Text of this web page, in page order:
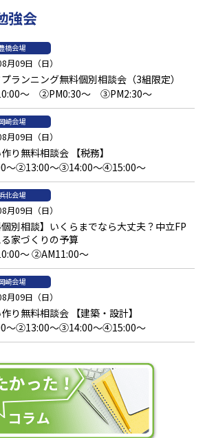
強会
橋会場
月09日（日）
ランニング無料個別相談会（3組限定）
～ ②PM0:30～ ③PM2:30～
崎会場
月09日（日）
り無料相談会 【税務】
～②13:00～③14:00～④15:00～
北会場
月09日（日）
個別相談】いくらまでなら大丈夫？中立FP
家づくりの予算
～ ②AM11:00～
崎会場
月09日（日）
り無料相談会 【建築・設計】
～②13:00～③14:00～④15:00～